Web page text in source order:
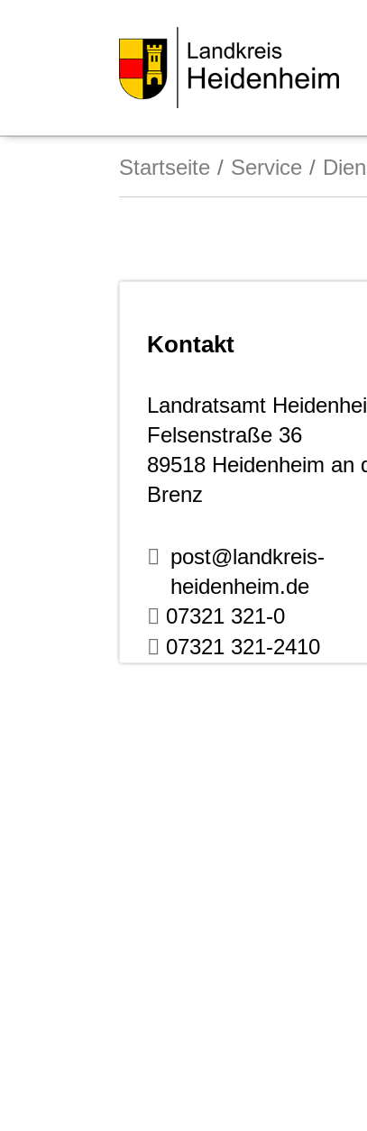
Startseite Service
Kontakt
Landratsamt
Felsenstraße 36
89518 Heidenheim an
Brenz
post@landkreis-
heidenheim.de
07321 321-0
07321 321-2410